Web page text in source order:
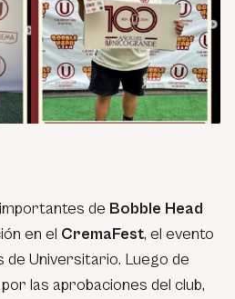
de Bobble Head
en el CremaFest, el evento
de Universitario. Luego de
las aprobaciones del club,